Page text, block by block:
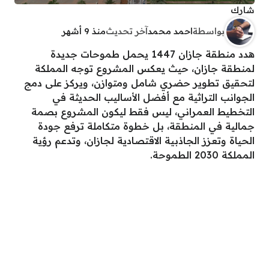
شارك
بواسطةاحمد محمدآخر تحديثمنذ 9 أشهر
هدد منطقة جازان 1447 يحمل طموحات جديدة
لمنطقة جازان، حيث يعكس المشروع توجه المملكة
لتحقيق تطوير حضري شامل ومتوازن، ويركز على دمج
الجوانب التراثية مع أفضل الأساليب الحديثة في
التخطيط العمراني، ليس فقط ليكون المشروع بصمة
جمالية في المنطقة، بل خطوة متكاملة ترفع جودة
الحياة وتعزز الجاذبية الاقتصادية لجازان، وتدعم رؤية
المملكة 2030 الطموحة.